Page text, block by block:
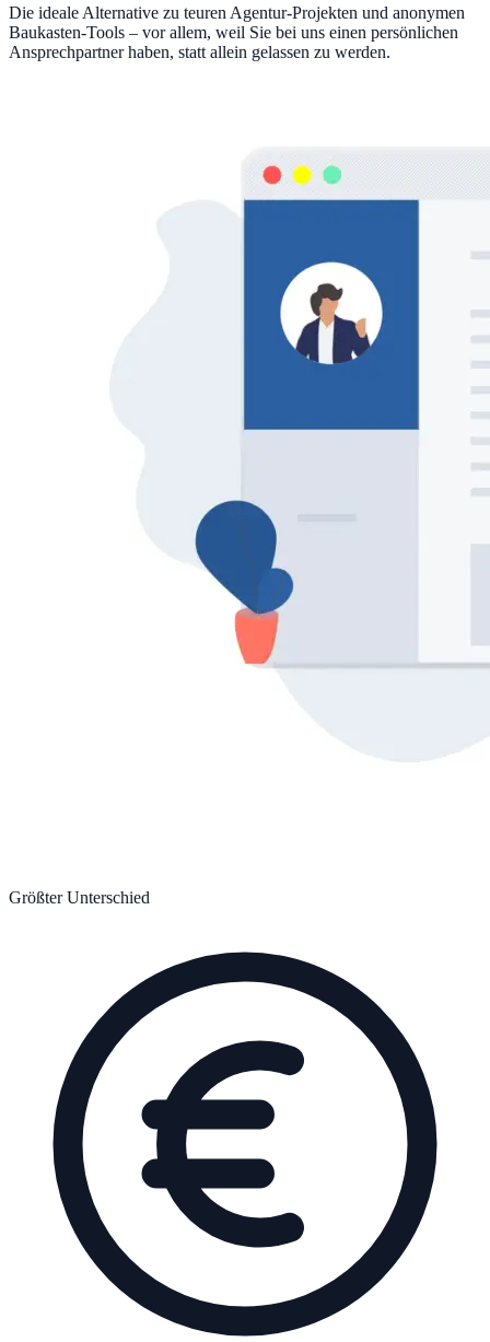
Die ideale Alternative zu teuren Agentur-Projekten und anonymen
Baukasten-Tools – vor allem, weil Sie bei uns einen persönlichen
Ansprechpartner haben, statt allein gelassen zu werden.
Größter Unterschied